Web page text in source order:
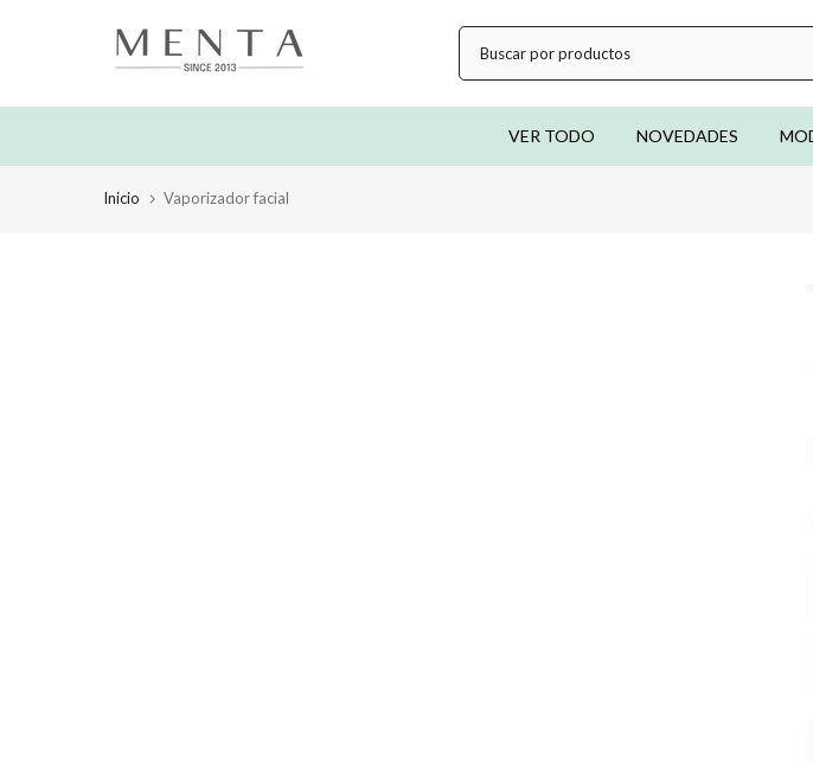
VER TODO NOVEDADES
Inicio Vaporizador facial